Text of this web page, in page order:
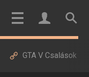
GTA V Csalások